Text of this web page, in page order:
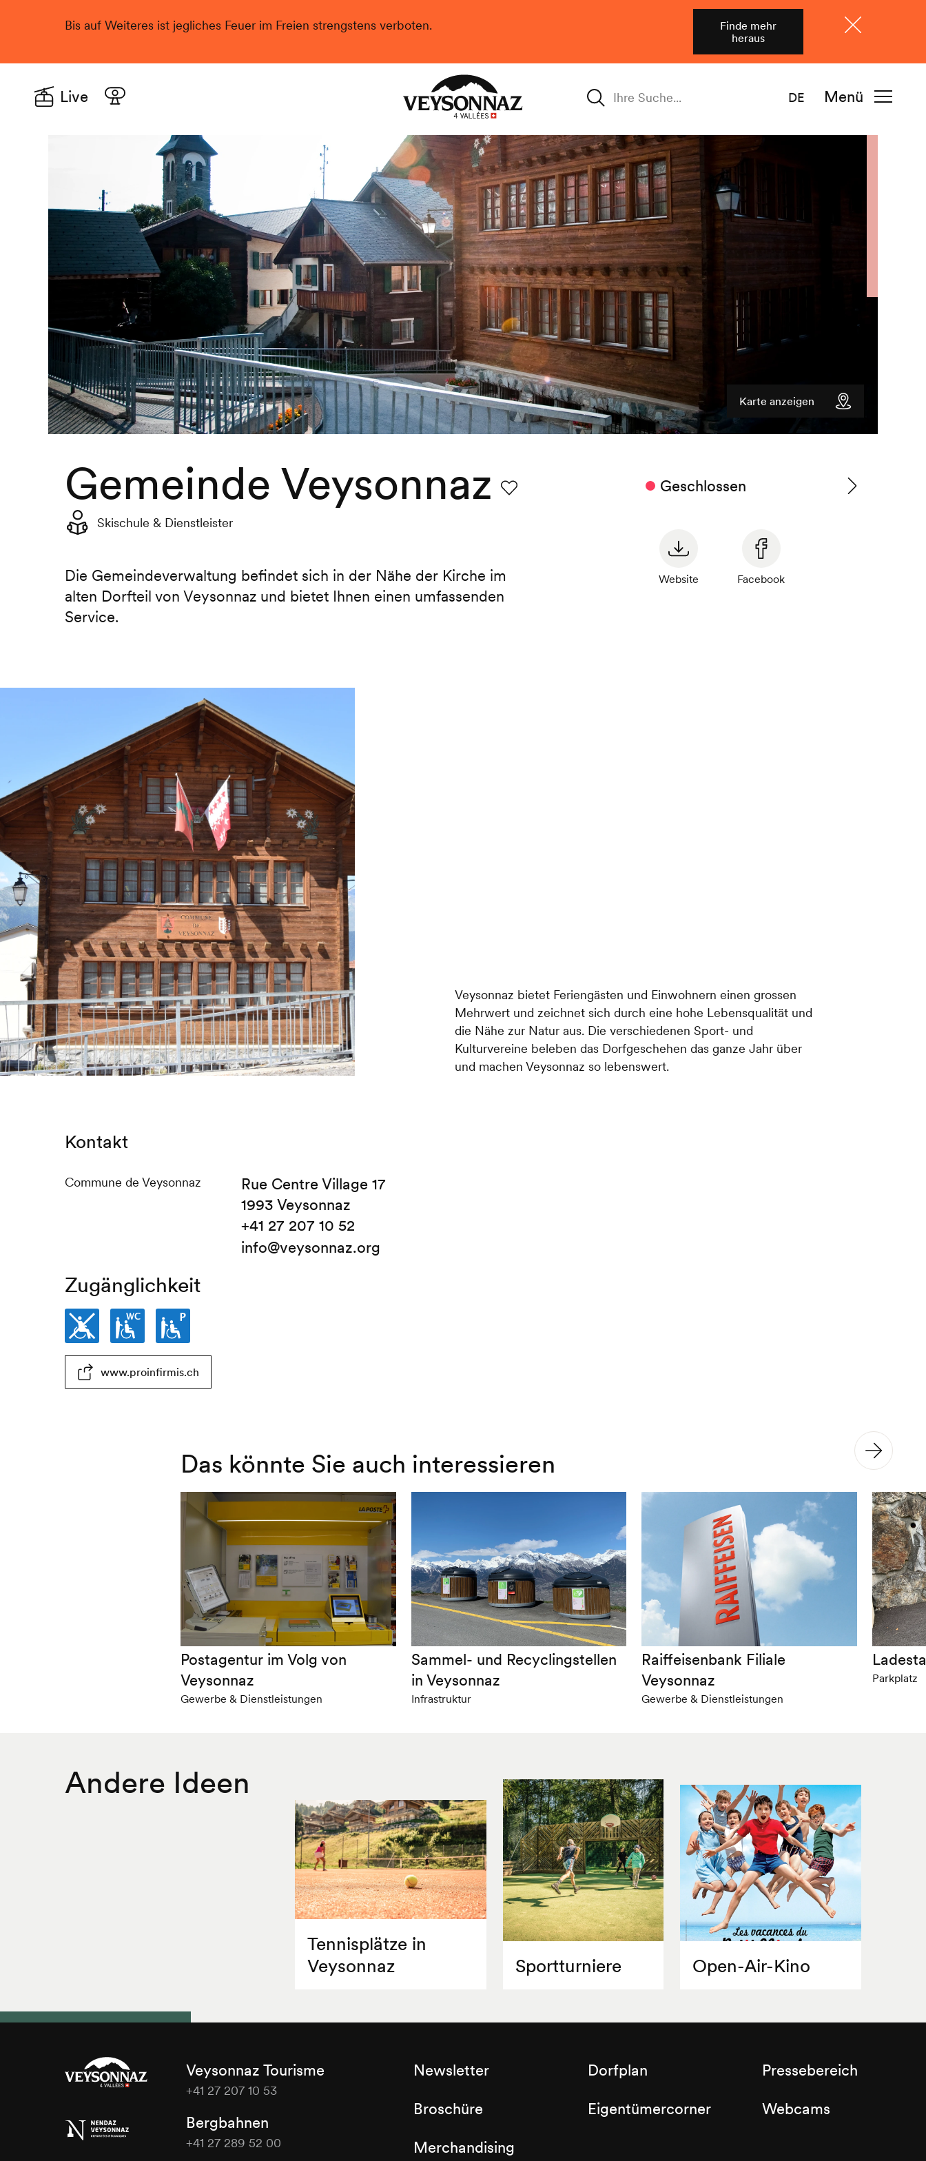
Bis auf Weiteres ist jegliches Feuer im Freien strengstens verboten.
Finde mehr
heraus
Veysonnaz
Menü
Live
Karte anzeigen
Gemeinde Veysonnaz
Skischule & Dienstleister
Die Gemeindeverwaltung befindet sich in der Nähe der Kirche im
alten Dorfteil von Veysonnaz und bietet Ihnen einen umfassenden
Service.
Geschlossen
Website Facebook
Veysonnaz bietet Feriengästen und Einwohnern einen grossen
Mehrwert und zeichnet sich durch eine hohe Lebensqualität und
die Nähe zur Natur aus. Die verschiedenen Sport- und
Kulturvereine beleben das Dorfgeschehen das ganze Jahr über
und machen Veysonnaz so lebenswert.
Kontakt
Commune de Veysonnaz
Rue Centre Village 17
1993 Veysonnaz
+41 27 207 10 52
info@veysonnaz.org
Zugänglichkeit
Nicht
rollstuhlgängig
WC
eingeschränkt
Parkplatz
eingeschränkt
www.proinfirmis.ch
Das könnte Sie auch interessieren
Postagentur im Volg von
Veysonnaz
Gewerbe & Dienstleistungen
Sammel- und Recyclingstellen
in Veysonnaz
Infrastruktur
Raiffeisenbank Filiale
Veysonnaz
Gewerbe & Dienstleistungen
Parkplatz
Andere Ideen
Tennisplätze in
Veysonnaz
Sportturniere Open-Air-Kino
Tourisme
Veysonnaz Tourisme
+41 27 207 10 53
Bergbahnen
+41 27 289 52 00
Newsletter
Broschüre
Merchandising
Dorfplan
Eigentümercorner
Pressebereich
Webcams